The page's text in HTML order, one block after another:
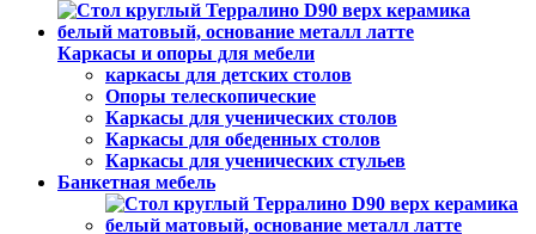
Каркасы и опоры для мебели
каркасы для детских столов
Опоры телескопические
Каркасы для ученических столов
Каркасы для обеденных столов
Каркасы для ученических стульев
Банкетная мебель